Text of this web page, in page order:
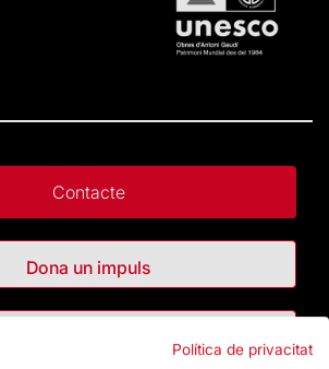
Contacte
Dona un impuls
Política de privacitat